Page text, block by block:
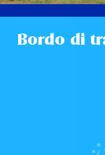
Bordo di